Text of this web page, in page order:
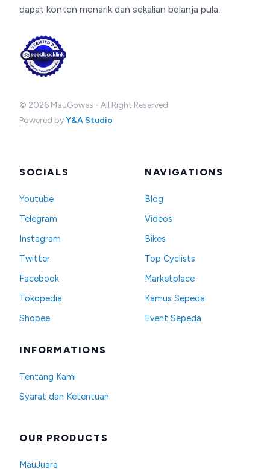
dapat konten menarik dan sekalian belanja pula.
© 2026 MauGowes - All Right Reserved
Powered byY&A Studio
SOCIALS
Youtube
Telegram
Instagram
Twitter
Facebook
Tokopedia
Shopee
NAVIGATIONS
Blog
Videos
Bikes
Top Cyclists
Marketplace
Kamus Sepeda
Event Sepeda
INFORMATIONS
Tentang Kami
Syarat dan Ketentuan
OUR PRODUCTS
MauJuara